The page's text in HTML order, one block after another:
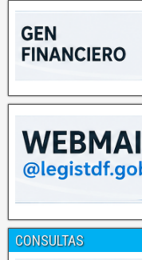
CONSULTAS